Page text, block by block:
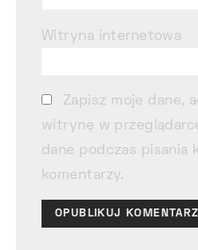
Witryna internetowa
Zapisz moje dane,
witrynę w
dane podczas pisania
komentarzy.